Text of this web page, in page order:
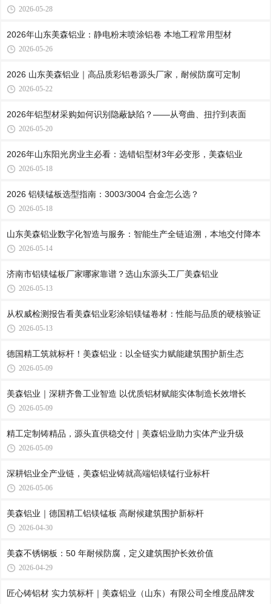
2026-05-28
2026年山东美森铝业：静电粉末喷涂铝卷 本地工程常用型材
2026-05-26
2026 山东美森铝业｜高品质彩铝卷源头厂家，耐候防腐可定制
2026-05-22
2026年铝型材采购如何识别隐蔽缺陷？——从弯曲、扭拧到表面
2026-05-20
2026年山东阳光房业主必看：选错铝型材3年必变形，美森铝业
2026-05-18
2026 铝镁锰板选型指南：3003/3004 合金怎么选？
2026-05-18
山东美森铝业数字化智造与服务：智能生产全链追溯，本地交付降本
2026-05-14
济南市铝镁锰板厂家哪家靠谱？选山东源头工厂美森铝业
2026-05-13
从权威检测报告看美森铝业彩涂铝镁锰卷材：性能与品质的硬核验证
2026-05-13
德国精工筑就标杆！美森铝业：以全链实力赋能建筑围护新生态
2026-05-09
美森铝业｜深耕齐鲁工业智造 以优质铝材赋能实体制造长效增长
2026-05-09
精工定制铸精品，源头直供稳交付｜美森铝业助力实体产业升级
2026-05-09
深耕铝业全产业链，美森铝业铸就高端铝镁锰行业标杆
2026-05-06
美森铝业｜德国精工铝镁锰板 高耐候建筑围护新标杆
2026-04-30
美森不锈钢板：50 年耐候防腐，定义建筑围护长效价值
2026-04-29
匠心铸铝材 实力筑标杆｜美森铝业（山东）有限公司全维度品牌发